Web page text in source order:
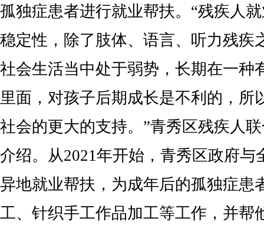
孤独症患者进行就业帮扶。“残疾人
稳定性，除了肢体、语言、听力残疾
社会生活当中处于弱势，长期在一种
里面，对孩子后期成长是不利的，所
社会的更大的支持。”青秀区残疾人
介绍。从2021年开始，青秀区政府与
异地就业帮扶，为成年后的孤独症患
工、针织手工作品加工等工作，并帮